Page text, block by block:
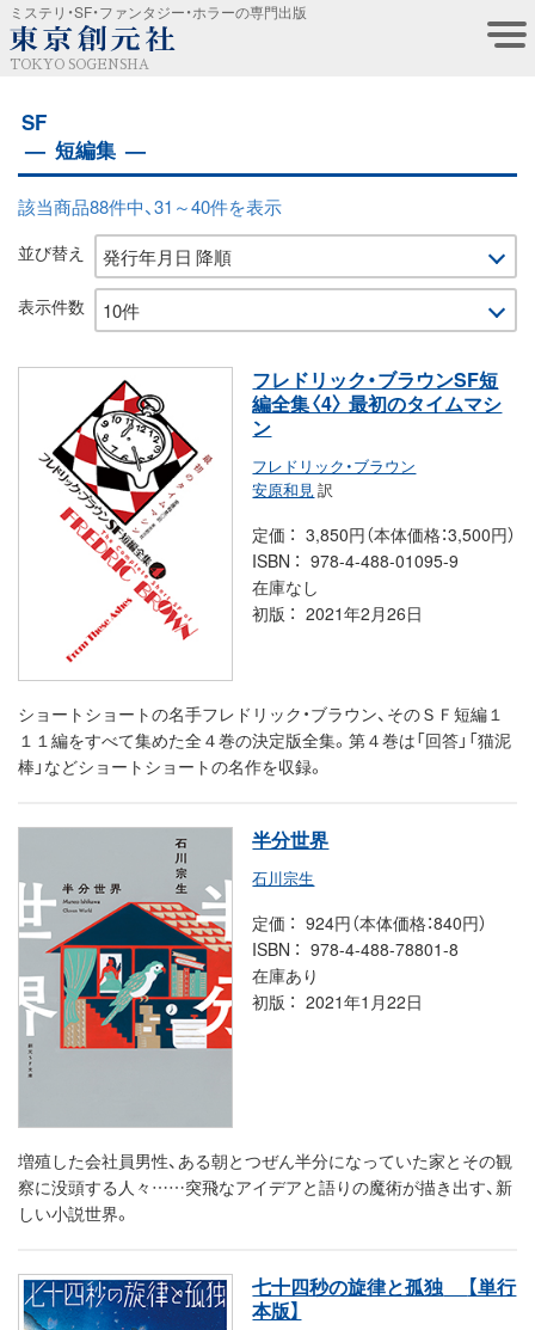
ミステリ・SF・ファンタジー・ホラーの専門出版
TOKYO SOGENSHA
SF
短編集
該当商品88件中、31～40件を表示
並び替え
表示件数
フレドリック・ブラウンSF短
編全集〈4〉 最初のタイムマシ
ン
フレドリック・ブラウン
安原和見 訳
定価
3,850円（本体価格：3,500円）
ISBN
978-4-488-01095-9
在庫なし
初版
2021年2月26日
ショートショートの名手フレドリック・ブラウン、そのＳＦ短編１
１１編をすべて集めた全４巻の決定版全集。第４巻は「回答」「猫泥
棒」などショートショートの名作を収録。
半分世界
石川宗生
定価
924円（本体価格：840円）
ISBN
978-4-488-78801-8
在庫あり
初版
2021年1月22日
増殖した会社員男性、ある朝とつぜん半分になっていた家とその観
察に没頭する人々……突飛なアイデアと語りの魔術が描き出す、新
しい小説世界。
七十四秒の旋律と孤独
【単行
本版】